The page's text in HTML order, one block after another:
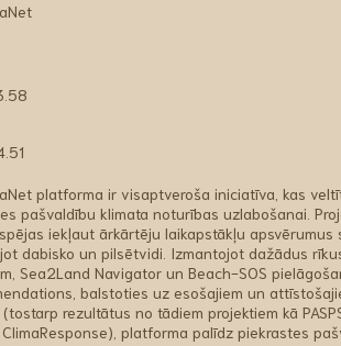
platforma ir visaptveroša iniciatīva, kas
pašvaldību klimata noturības uzlabošanai.
iekļaut ārkārtēju laikapstākļu
dabisko un pilsētvidi. Izmantojot dažādus
Sea2Land Navigator un Beach-SOS
balstoties uz esošajiem un
rezultātus no tādiem projektiem kā
ClimaResponse), platforma palīdz piekrastes